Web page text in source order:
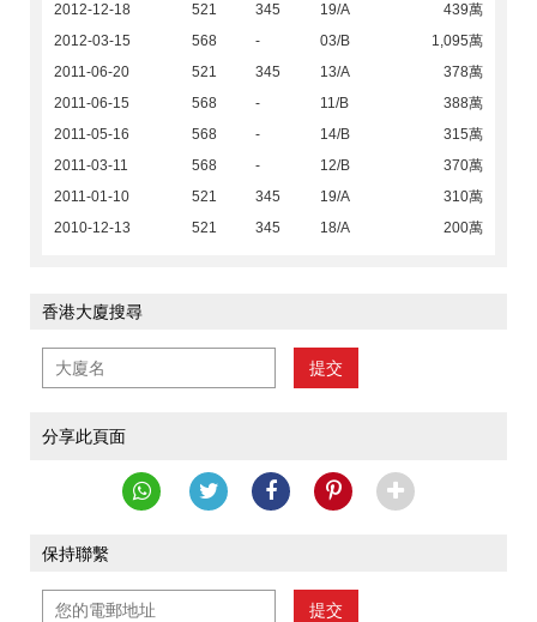
2012-12-18
521 345 19/A
439萬
2012-03-15
568 - 03/B
1,095萬
2011-06-20
521 345 13/A
378萬
2011-06-15
568 - 11/B
388萬
2011-05-16
568 - 14/B
315萬
2011-03-11
568 - 12/B
370萬
2011-01-10
521 345 19/A
310萬
2010-12-13
521 345 18/A 200萬
香港大廈搜尋
提交
分享此頁面
保持聯繫
提交